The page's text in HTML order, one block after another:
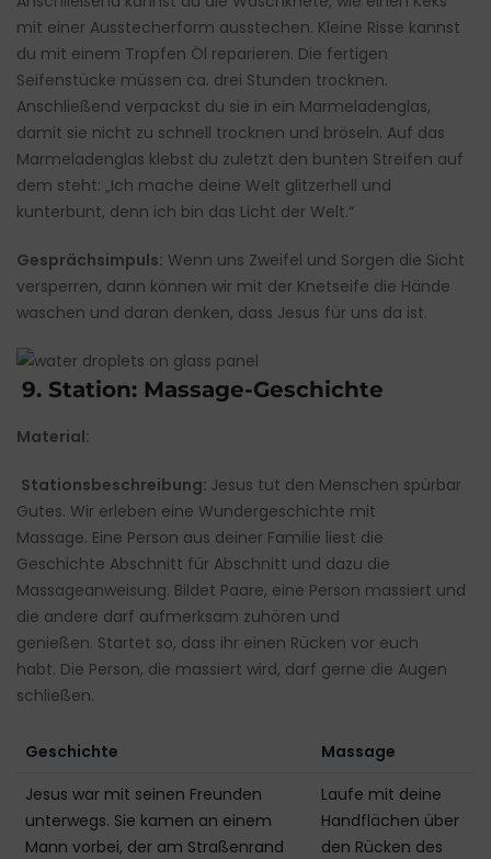
mit einer Ausstecherform ausstechen. Kleine Risse kannst
du mit einem Tropfen Öl reparieren. Die fertigen
Seifenstücke müssen ca. drei Stunden trocknen.
Anschließend verpackst du sie in ein Marmeladenglas,
damit sie nicht zu schnell trocknen und bröseln. Auf das
Marmeladenglas klebst du zuletzt den bunten Streifen auf
dem steht: „Ich mache deine Welt glitzerhell und
kunterbunt, denn ich bin das Licht der Welt.“
Gesprächsimpuls: Wenn uns Zweifel und Sorgen die Sicht
versperren, dann können wir mit der Knetseife die Hände
waschen und daran denken, dass Jesus für uns da ist.
9. Station: Massage-Geschichte
Material:
Stationsbeschreibung: Jesus tut den Menschen spürbar
Gutes. Wir erleben eine Wundergeschichte mit
Massage. Eine Person aus deiner Familie liest die
Geschichte Abschnitt für Abschnitt und dazu die
Massageanweisung. Bildet Paare, eine Person massiert und
die andere darf aufmerksam zuhören und
genießen. Startet so, dass ihr einen Rücken vor euch
habt. Die Person, die massiert wird, darf gerne die Augen
schließen.
Geschichte
Massage
Jesus war mit seinen Freunden
unterwegs. Sie kamen an einem
Mann vorbei, der am Straßenrand
Laufe mit deine
Handflächen über
den Rücken des